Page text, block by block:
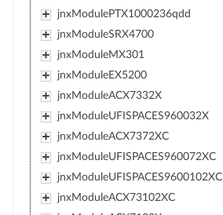
jnxModulePTX1000236qdd
jnxModuleSRX4700
jnxModuleMX301
jnxModuleEX5200
jnxModuleACX7332X
jnxModuleUFISPACES960032X
jnxModuleACX7372XC
jnxModuleUFISPACES960072XC
jnxModuleUFISPACES9600102XC
jnxModuleACX73102XC